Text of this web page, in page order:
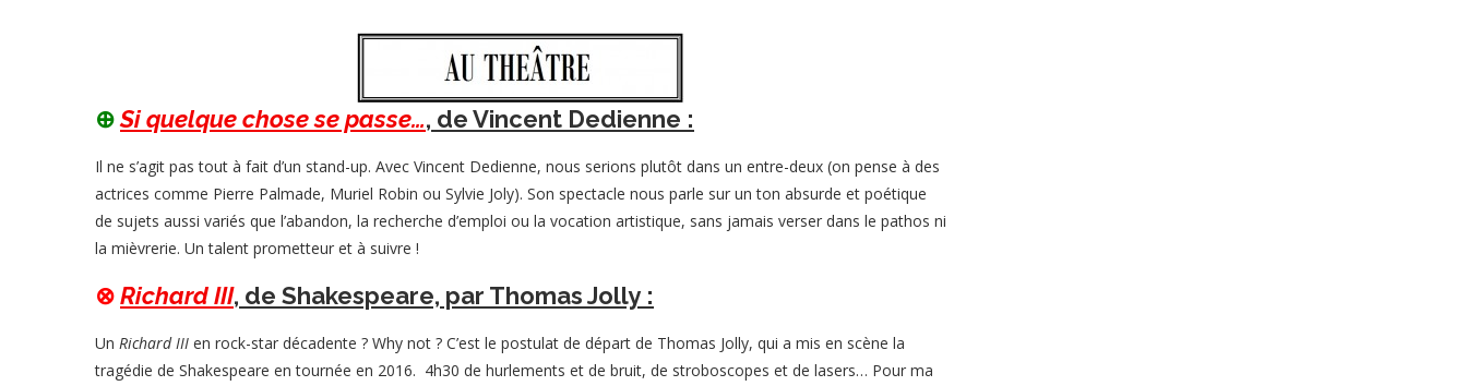
⊕Si quelque chose se passe…, de Vincent Dedienne :
Il ne s’agit pas tout à fait d’un stand-up. Avec Vincent Dedienne, nous serions plutôt dans un entre-deux (on pense à des
actrices comme Pierre Palmade, Muriel Robin ou Sylvie Joly). Son spectacle nous parle sur un ton absurde et poétique
de sujets aussi variés que l’abandon, la recherche d’emploi ou la vocation artistique, sans jamais verser dans le pathos ni
la mièvrerie. Un talent prometteur et à suivre !
⊗Richard III, de Shakespeare, par Thomas Jolly :
Un Richard III en rock-star décadente ? Why not ? C’est le postulat de départ de Thomas Jolly, qui a mis en scène la
tragédie de Shakespeare en tournée en 2016. 4h30 de hurlements et de bruit, de stroboscopes et de lasers… Pour ma